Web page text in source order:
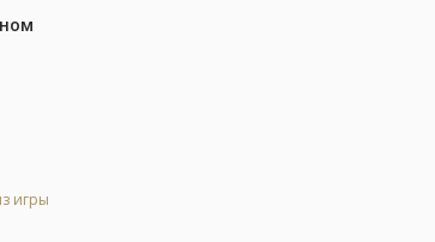
игры